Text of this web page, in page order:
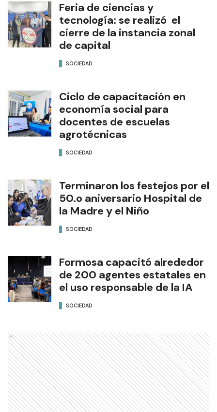
Feria de ciencias y
tecnología: se realizó el
cierre de la instancia zonal
de capital
SOCIEDAD
Ciclo de capacitación en
economía social para
docentes de escuelas
agrotécnicas
SOCIEDAD
Terminaron los festejos por el
50.o aniversario Hospital de
la Madre y el Niño
SOCIEDAD
Formosa capacitó alrededor
de 200 agentes estatales en
el uso responsable de la IA
SOCIEDAD
Ads